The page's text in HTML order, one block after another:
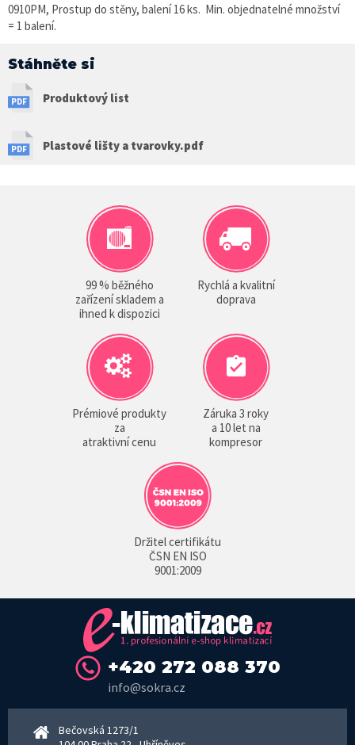
0910PM, Prostup do stěny, balení 16 ks. Min. objednatelné množství
= 1 balení.
Stáhněte si
Produktový list
Plastové lišty a tvarovky.pdf
99 % běžného
zařízení skladem a
ihned k dispozici
Rychlá a kvalitní
doprava
Prémiové produkty
za
atraktivní cenu
Záruka 3 roky
a 10 let na
kompresor
Držitel certifikátu
ČSN EN ISO
9001:2009
+420 272 088 370
info@sokra.cz
Bečovská 1273/1